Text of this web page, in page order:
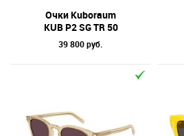
Материал линз
Форма оправы
Цвет оправы
Очки Kuboraum
KUB P2 SG TR 50
39 800 руб.